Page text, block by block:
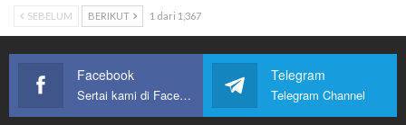
SEBELUM BERIKUT 1 dari 1,367
Facebook
Sertai kami di Facebook
Telegram
Telegram Channel